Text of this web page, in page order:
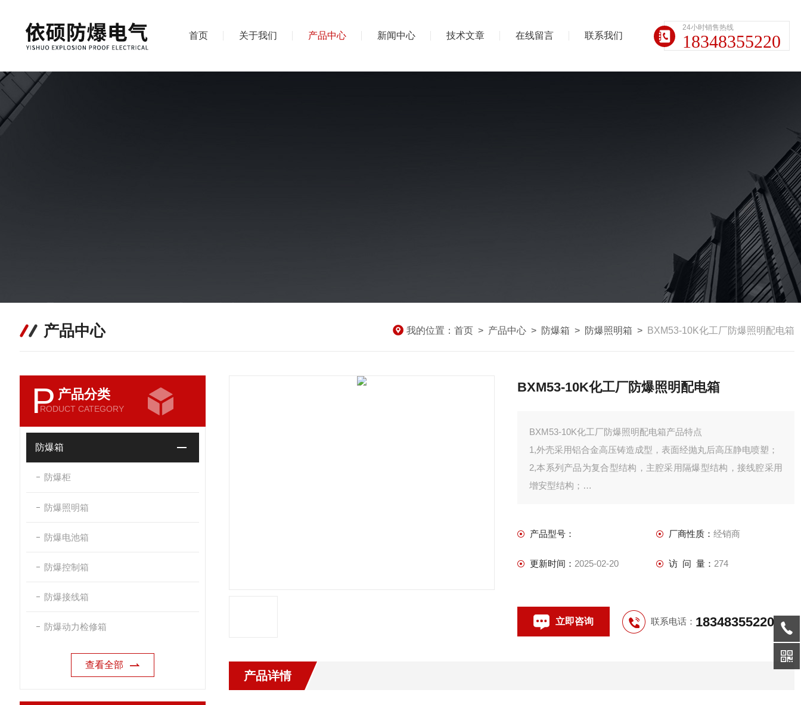
首页 关于我们 产品中心 新闻中心 技术文章 在线留言 联系我们
24小时销售热线
18348355220
产品中心 我的位置： 首页 > 产品中心 > 防爆箱 > 防爆照明箱 > BXM53-10K化工厂防爆照明配电箱
P 产品分类
RODUCT CATEGORY
防爆箱
防爆柜
防爆照明箱
防爆电池箱
防爆控制箱
防爆接线箱
防爆动力检修箱
查看全部
BXM53-10K化工厂防爆照明配电箱
BXM53-10K化工厂防爆照明配电箱产品特点
1,外壳采用铝合金高压铸造成型，表面经抛丸后高压静电喷塑；
2,本系列产品为复合型结构，主腔采用隔爆型结构，接线腔采用
增安型结构；
柄而实现分合；
5,设有接通指示信号灯；
产品型号： 厂商性质： 经销商
更新时间： 2025-02-20 访 问 量： 274
立即咨询 联系电话： 18348355220
产品详情